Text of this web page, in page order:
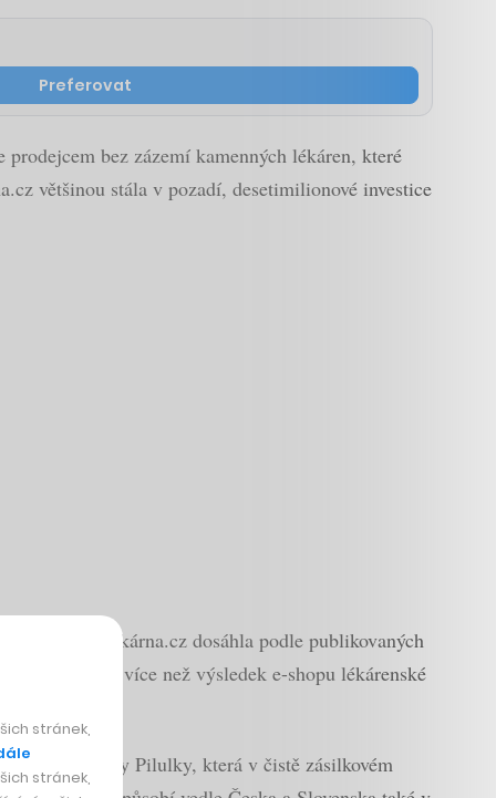
Preferovat
bez zázemí kamenných lékáren, které
většinou stála v pozadí, desetimilionové investice
, Lékárna.cz dosáhla podle publikovaných
je o něco více než výsledek e-shopu lékárenské
výsledky Pilulky, která v čistě zásilkovém
stránek,
stránek,